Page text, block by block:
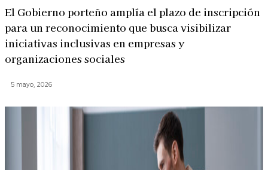
El Gobierno porteño amplía el plazo de inscripción
para un reconocimiento que busca visibilizar
iniciativas inclusivas en empresas y
organizaciones sociales
5 mayo, 2026